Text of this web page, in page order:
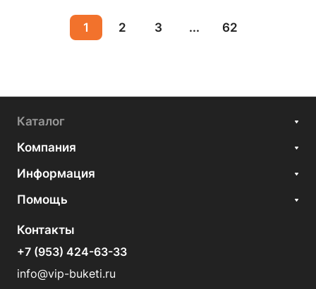
1 2 3 ... 62
Каталог
Компания
Информация
Помощь
Контакты
+7 (953) 424-63-33
info@vip-buketi.ru